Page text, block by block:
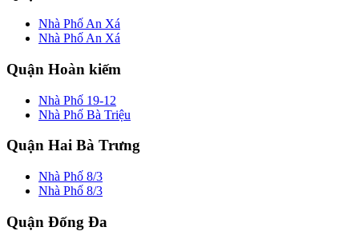
Nhà Phố An Xá
Nhà Phố An Xá
Quận Hoàn kiếm
Nhà Phố 19-12
Nhà Phố Bà Triệu
Quận Hai Bà Trưng
Nhà Phố 8/3
Nhà Phố 8/3
Quận Đống Đa